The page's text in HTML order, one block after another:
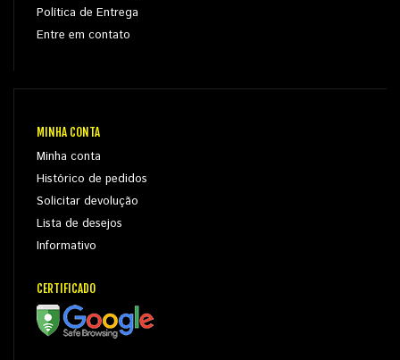
Política de Entrega
Entre em contato
MINHA CONTA
Minha conta
Histórico de pedidos
Solicitar devolução
Lista de desejos
Informativo
CERTIFICADO